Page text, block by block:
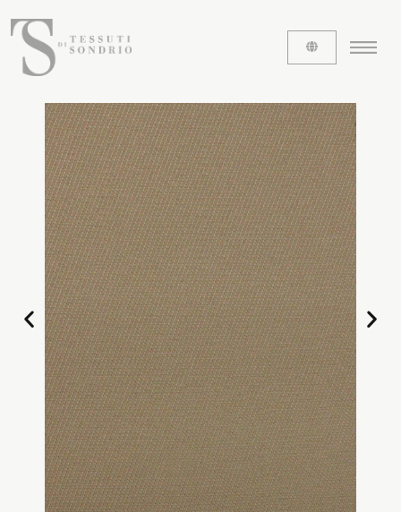
ABOUT US
The labels
Our history
Work with us
Share our fabrics
THE FABRICS
The season Fall/Winter
The season Spring/Summer